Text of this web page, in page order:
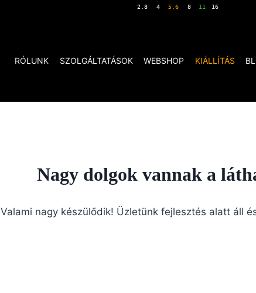
RÓLUNK SZOLGÁLTATÁSOK WEBSHOP KIÁLLÍTÁS
Nagy dolgok vannak a
Valami nagy készülődik! Üzletünk fejlesztés alatt áll